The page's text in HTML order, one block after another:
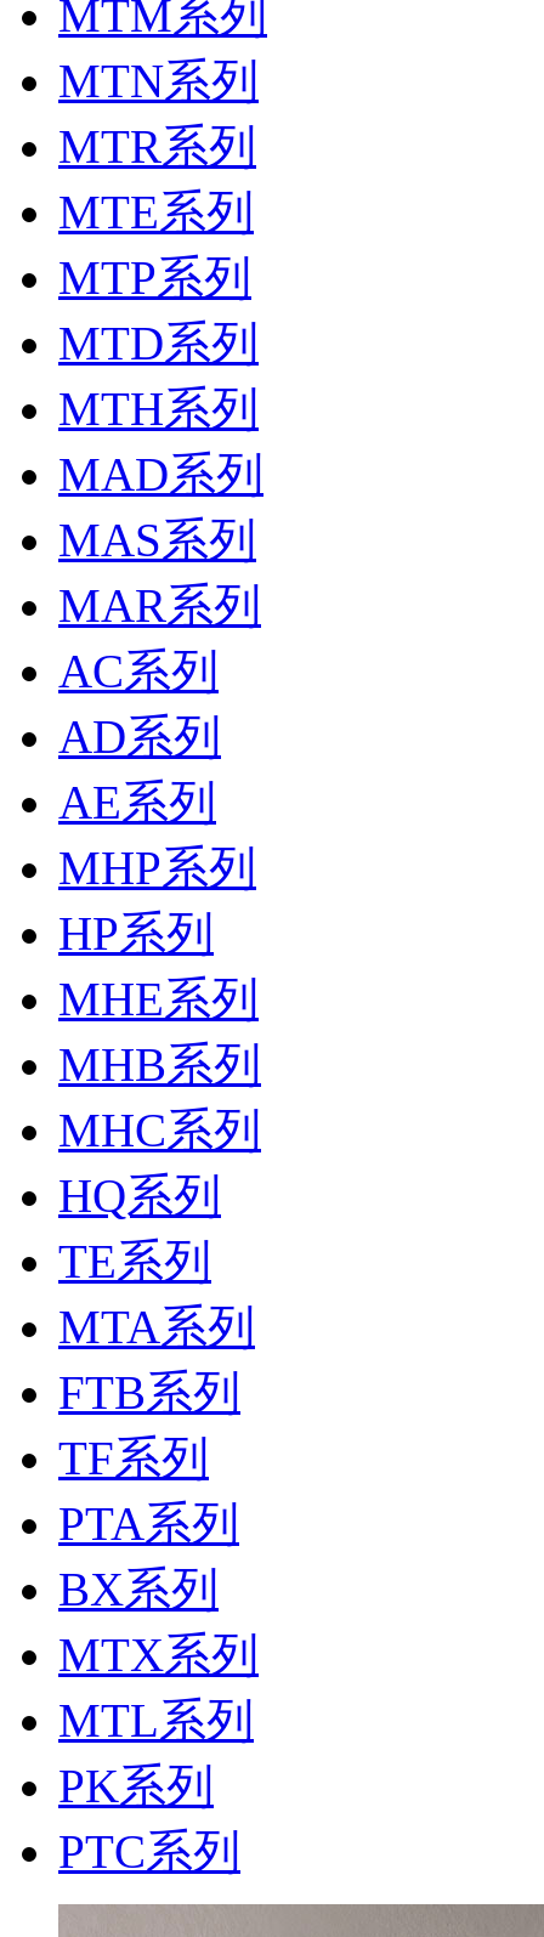
MTM系列
MTN系列
MTR系列
MTE系列
MTP系列
MTD系列
MTH系列
MAD系列
MAS系列
MAR系列
AC系列
AD系列
AE系列
MHP系列
HP系列
MHE系列
MHB系列
MHC系列
HQ系列
TE系列
MTA系列
FTB系列
TF系列
PTA系列
BX系列
MTX系列
MTL系列
PK系列
PTC系列